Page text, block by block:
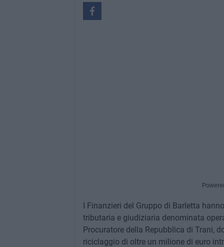
I Finanzieri del Gruppo di Barletta
tributaria e giudiziaria denominata
Procuratore della Repubblica di Trani,
riciclaggio di oltre un milione di euro